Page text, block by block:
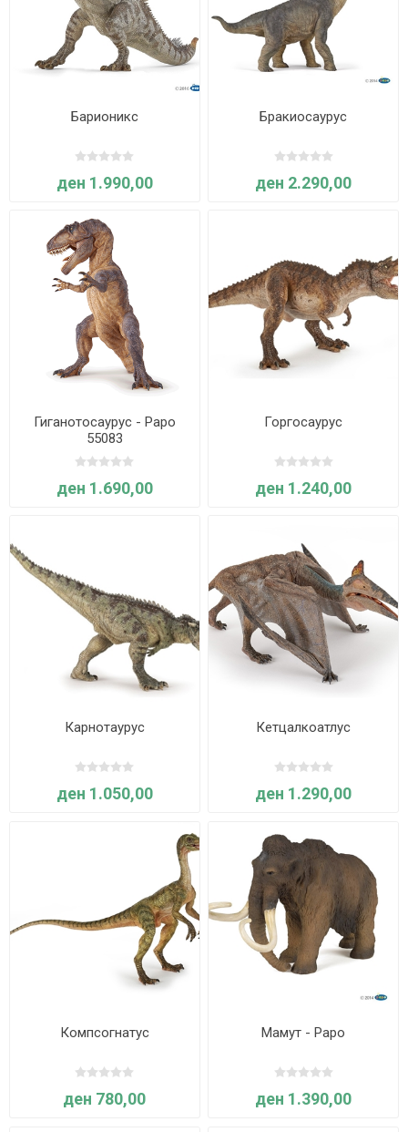
Барионикс
ден 1.990,00
Бракиосаурус
ден 2.290,00
Гиганотосаурус - Papo
55083
ден 1.690,00
Горгосаурус
ден 1.240,00
Карнотаурус
ден 1.050,00
Кетцалкоатлус
ден 1.290,00
Компсогнатус
ден 780,00
Мамут - Papo
ден 1.390,00